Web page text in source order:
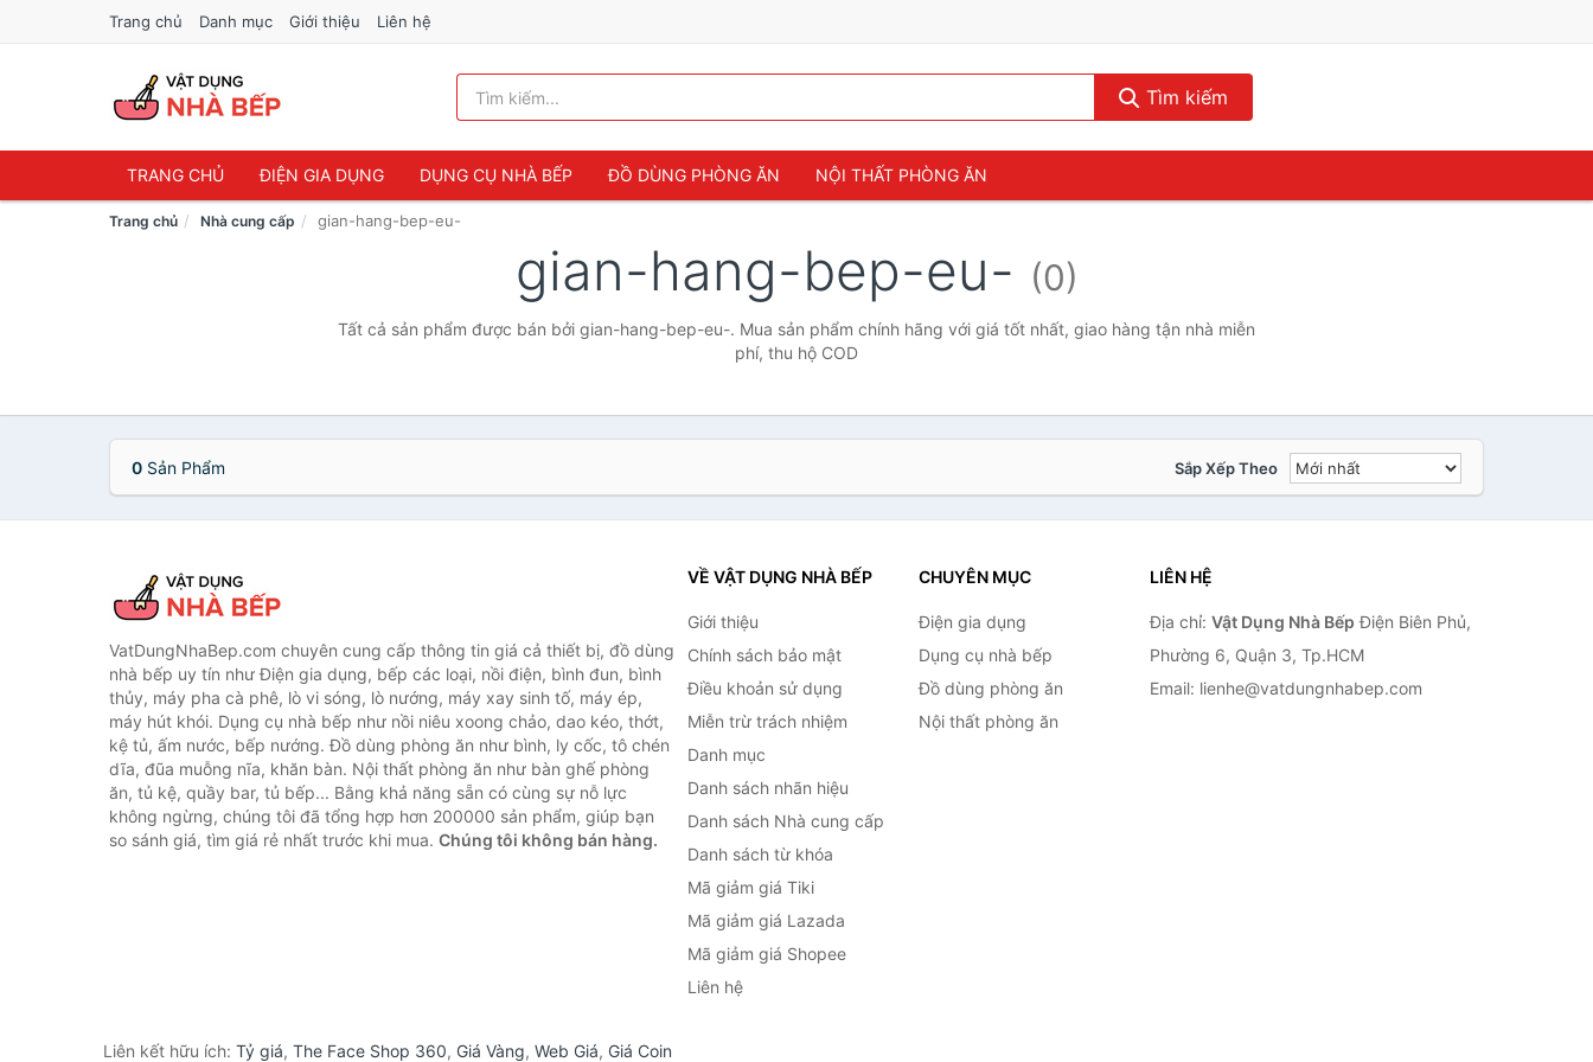
Trang chủ Danh mục Giới thiệu Liên hệ
Tìm kiếm
TRANG CHỦ ĐIỆN GIA DỤNG DỤNG CỤ NHÀ BẾP ĐỒ DÙNG PHÒNG ĂN NỘI THẤT PHÒNG ĂN
Trang chủ Nhà cung cấp gian-hang-bep-eu-
gian-hang-bep-eu- (0)
Tất cả sản phẩm được bán bởi gian-hang-bep-eu-. Mua sản phẩm chính hãng với giá tốt nhất, giao hàng tận nhà miễn
phí, thu hộ COD
0 Sản Phẩm Sắp Xếp Theo
VatDungNhaBep.com chuyên cung cấp thông tin giá cả thiết bị, đồ dùng
nhà bếp uy tín như Điện gia dụng, bếp các loại, nồi điện, bình đun, bình
thủy, máy pha cà phê, lò vi sóng, lò nướng, máy xay sinh tố, máy ép,
máy hút khói. Dụng cụ nhà bếp như nồi niêu xoong chảo, dao kéo, thớt,
kệ tủ, ấm nước, bếp nướng. Đồ dùng phòng ăn như bình, ly cốc, tô chén
dĩa, đũa muỗng nĩa, khăn bàn. Nội thất phòng ăn như bàn ghế phòng
ăn, tủ kệ, quầy bar, tủ bếp... Bằng khả năng sẵn có cùng sự nỗ lực
không ngừng, chúng tôi đã tổng hợp hơn 200000 sản phẩm, giúp bạn
so sánh giá, tìm giá rẻ nhất trước khi mua. Chúng tôi không bán hàng.
VỀ VẬT DỤNG NHÀ BẾP
Giới thiệu
Chính sách bảo mật
Điều khoản sử dụng
Miễn trừ trách nhiệm
Danh mục
Danh sách nhãn hiệu
Danh sách Nhà cung cấp
Danh sách từ khóa
Mã giảm giá Tiki
Mã giảm giá Lazada
Mã giảm giá Shopee
Liên hệ
CHUYÊN MỤC
Điện gia dụng
Dụng cụ nhà bếp
Đồ dùng phòng ăn
Nội thất phòng ăn
LIÊN HỆ
Địa chỉ: Vật Dụng Nhà Bếp Điện Biên Phủ,
Phường 6, Quận 3, Tp.HCM
Email: lienhe@vatdungnhabep.com
Liên kết hữu ích: Tỷ giá, The Face Shop 360, Giá Vàng, Web Giá, Giá Coin